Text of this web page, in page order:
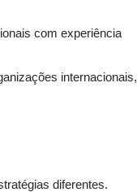
com experiência
internacionais,
diferentes.